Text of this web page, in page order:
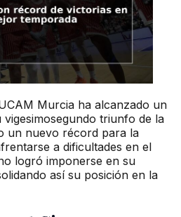
Murcia ha alcanzado un
triunfo de la
un nuevo récord para la
a dificultades en el
logró imponerse en su
así su posición en la